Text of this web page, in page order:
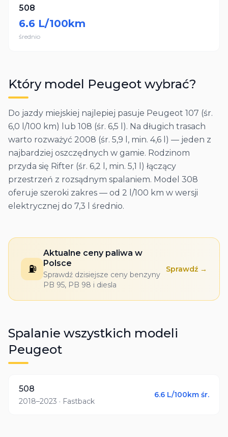
508
6.6 L/100km
średnio
Który model Peugeot wybrać?
Do jazdy miejskiej najlepiej pasuje Peugeot 107 (śr.
6,0 l/100 km) lub 108 (śr. 6,5 l). Na długich trasach
warto rozważyć 2008 (śr. 5,9 l, min. 4,6 l) — jeden z
najbardziej oszczędnych w gamie. Rodzinom
przyda się Rifter (śr. 6,2 l, min. 5,1 l) łączący
przestrzeń z rozsądnym spalaniem. Model 308
oferuje szeroki zakres — od 2 l/100 km w wersji
elektrycznej do 7,3 l średnio.
⛽
Aktualne ceny paliwa w
Polsce
Sprawdź dzisiejsze ceny benzyny
PB 95, PB 98 i diesla
Sprawdź →
Spalanie wszystkich modeli
Peugeot
508
2018–2023 · Fastback
6.6 L/100km śr.